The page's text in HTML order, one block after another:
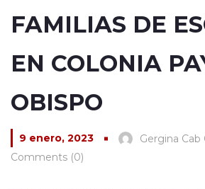
FAMILIAS DE
EN COLONIA
OBISPO
9 enero, 2023
Gergina Cab
Comments (0)